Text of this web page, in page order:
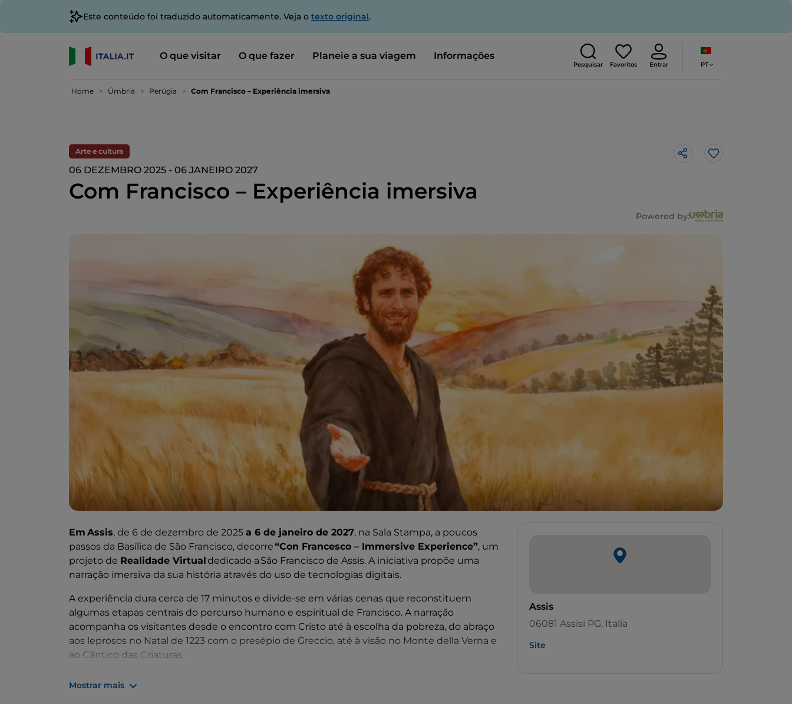
Este conteúdo foi traduzido automaticamente. Veja o texto original.
O que visitar O que fazer Planeie a sua viagem Informações
Pesquisar Favoritos Entrar PT
Home Úmbria Perúgia Com Francisco – Experiência imersiva
Arte e cultura
06 DEZEMBRO 2025 - 06 JANEIRO 2027
Com Francisco – Experiência imersiva
Powered by:
Gosto
Em Assis, de 6 de dezembro de 2025 a 6 de janeiro de 2027, na Sala Stampa, a poucos
passos da Basílica de São Francisco, decorre“Con Francesco – Immersive Experience”, um
projeto de Realidade Virtual dedicado a São Francisco de Assis. A iniciativa propõe uma
narração imersiva da sua história através do uso de tecnologias digitais.
A experiência dura cerca de 17 minutos e divide-se em várias cenas que reconstituem
algumas etapas centrais do percurso humano e espiritual de Francisco. A narração
acompanha os visitantes desde o encontro com Cristo até à escolha da pobreza, do abraço
aos leprosos no Natal de 1223 com o presépio de Greccio, até à visão no Monte della Verna e
ao Cântico das Criaturas.
Mostrar mais
Assis
06081 Assisi PG, Italia
Site